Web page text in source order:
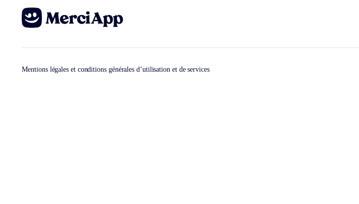
Mentions légales et conditions générales d’utilisation et de services